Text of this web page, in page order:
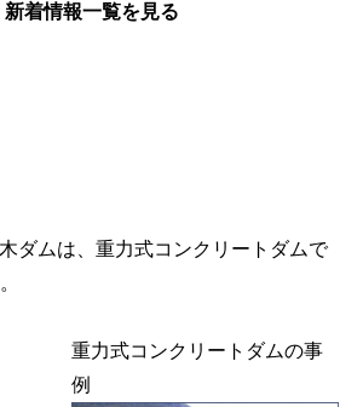
新着情報一覧を見る
ダムは、重力式コンクリートダムで
重力式コンクリートダムの事
例